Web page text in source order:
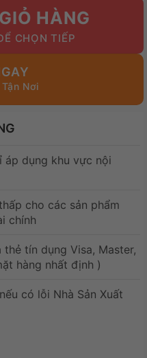
HÀNG
áp dụng khu vực nội
cho các sản phẩm
chính
tín dụng Visa, Master,
hàng nhất định )
có lỗi Nhà Sản Xuất